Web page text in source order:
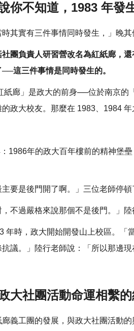
你不知道，1983 年發
時其實有三件事情同時發生，」晚
社團負責人研習營改名為紅紙廊，
──這三件事情是同時發生的。
紙廊」是政大的前身──位於南京
的政大校友。那麼在 1983、1984
1986年的政大百年樓前的精神堡
主要是後門開了啊。」三位老師停
，不過嚴格來說那個不是後門。」
年時，政大開始開發山上校區。「
抗議。」陸行老師說：「所以那邊現
大社團活動命運相繫
廊義工團的發展，與政大社團活動